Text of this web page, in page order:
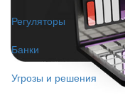
Регуляторы
Банки
Угрозы и решения